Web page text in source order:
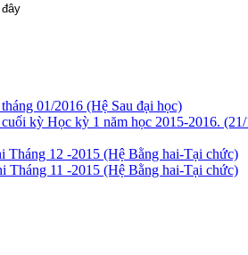
01/2016 (Hệ Sau đại học)
kỳ Học kỳ 1 năm học 2015-2016.
Tháng 12 -2015 (Hệ Bằng hai-Tại chức)
Tháng 11 -2015 (Hệ Bằng hai-Tại chức)